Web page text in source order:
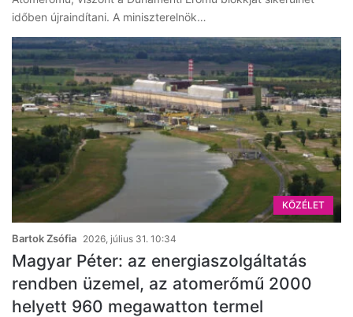
időben újraindítani. A miniszterelnök…
KÖZÉLET
Bartok Zsófia 2026, július 31. 10:34
Magyar Péter: az energiaszolgáltatás
rendben üzemel, az atomerőmű 2000
helyett 960 megawatton termel